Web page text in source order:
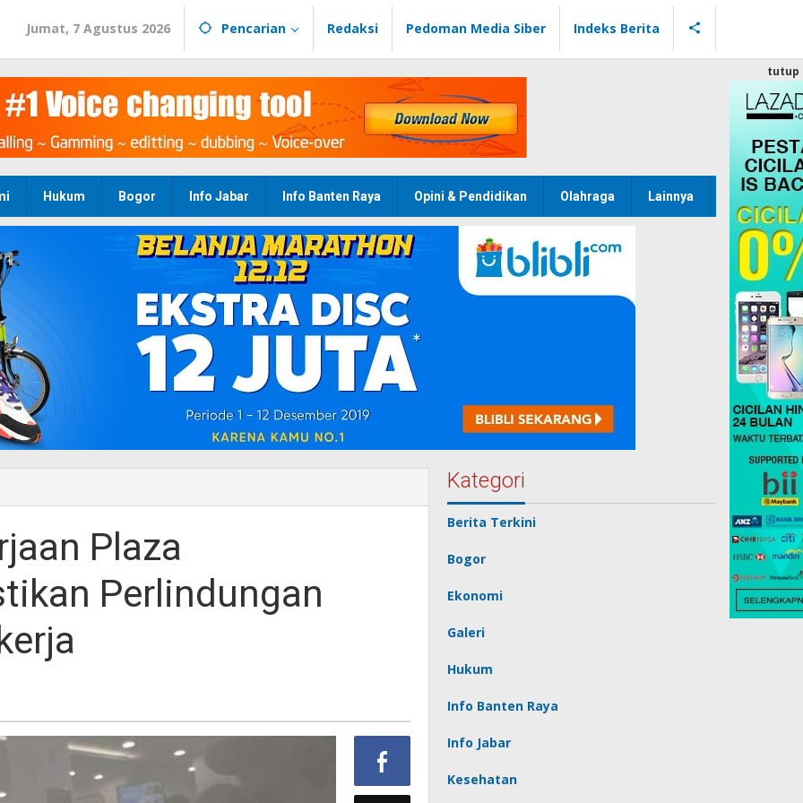
Jumat, 7 Agustus 2026 Pencarian Redaksi Pedoman Media Siber Indeks Berita
Hukum Bogor Info Jabar Info Banten Raya Opini & Pendidikan Olahraga Lainnya
tutup
Plaza
Perlindungan
Kategori
Berita Terkini
Bogor
Ekonomi
Galeri
Hukum
Info Banten Raya
Info Jabar
Kesehatan